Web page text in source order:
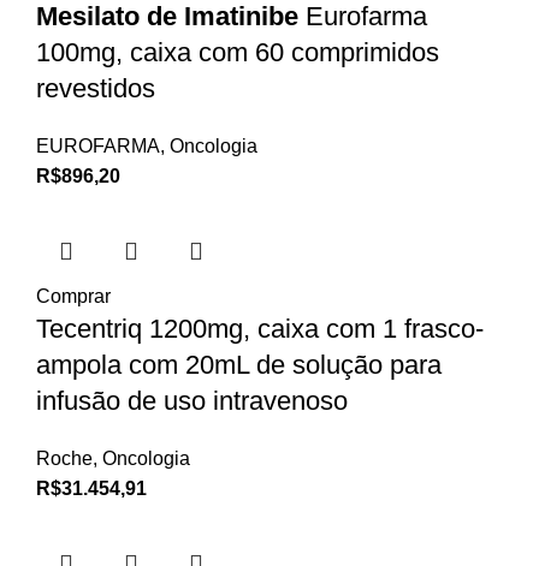
Mesilato de Imatinibe Eurofarma
100mg, caixa com 60 comprimidos
revestidos
EUROFARMA, Oncologia
R$896,20
Comprar
Tecentriq 1200mg, caixa com 1 frasco-
ampola com 20mL de solução para
infusão de uso intravenoso
Roche, Oncologia
R$31.454,91